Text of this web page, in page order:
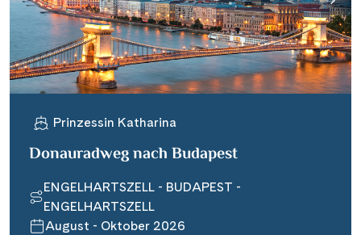
Prinzessin Katharina
Donauradweg nach Budapest
ENGELHARTSZELL - BUDAPEST -
ENGELHARTSZELL
August - Oktober 2026